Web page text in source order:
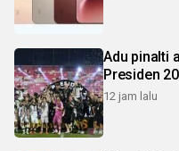
Adu pinalti
Presiden
12 jam lalu